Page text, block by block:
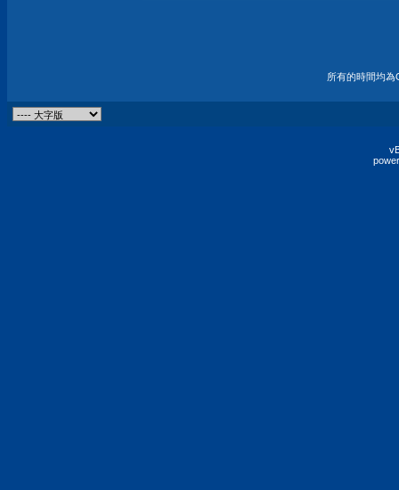
所有的時間均為